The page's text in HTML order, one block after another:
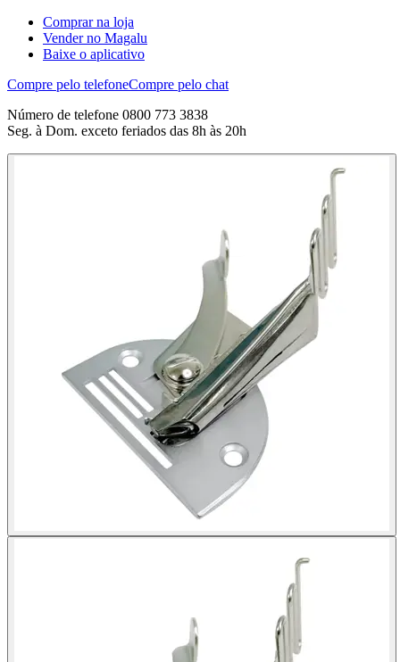
Comprar na loja
Vender no Magalu
Baixe o aplicativo
Compre pelo telefoneCompre pelo chat
Número de telefone 0800 773 3838
Seg. à Dom. exceto feriados das 8h às 20h